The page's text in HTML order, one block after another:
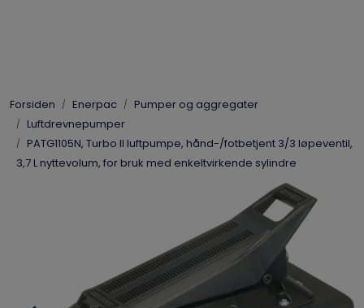
Forsiden Enerpac
Pumper og aggregater
Luftdrevnepumper
PATG1105N, Turbo II luftpumpe, hånd-/fotbetjent 3/3 løpeventil,
3,7 L nyttevolum, for bruk med enkeltvirkende sylindre
Enerpac
Hydraulikk